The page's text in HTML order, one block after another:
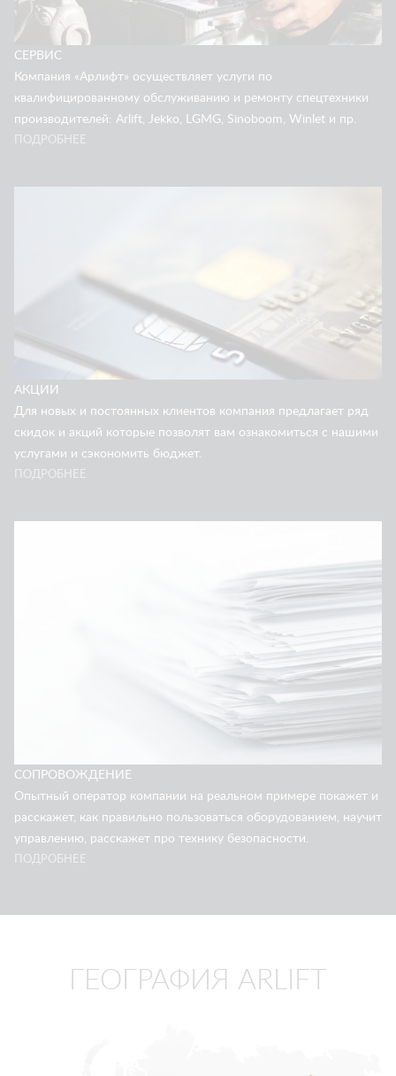
СЕРВИС
Компания «Арлифт» осуществляет услуги по
квалифицированному обслуживанию и ремонту спецтехники
производителей: Arlift, Jekko, LGMG, Sinoboom, Winlet и пр.
ПОДРОБНЕЕ
АКЦИИ
Для новых и постоянных клиентов компания предлагает ряд
скидок и акций которые позволят вам ознакомиться с нашими
услугами и сэкономить бюджет.
ПОДРОБНЕЕ
СОПРОВОЖДЕНИЕ
Опытный оператор компании на реальном примере покажет и
расскажет, как правильно пользоваться оборудованием, научит
управлению, расскажет про технику безопасности.
ПОДРОБНЕЕ
ГЕОГРАФИЯ ARLIFT